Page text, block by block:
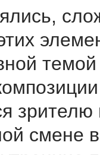
темой
зрителю
смене